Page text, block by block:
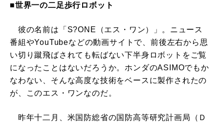
■世界一の二足歩行ロボット
彼の名前は「S?ONE（エス・ワン）」。ニュース
番組やYouTubeなどの動画サイトで、前後左右から思
い切り蹴飛ばされても転ばない下半身ロボットをご覧
になったことはないだろうか。ホンダのASIMOでもか
なわない、そんな高度な技術をベースに製作されたの
が、このエス・ワンなのだ。
昨年十二月、米国防総省の国防高等研究計画局（Ｄ